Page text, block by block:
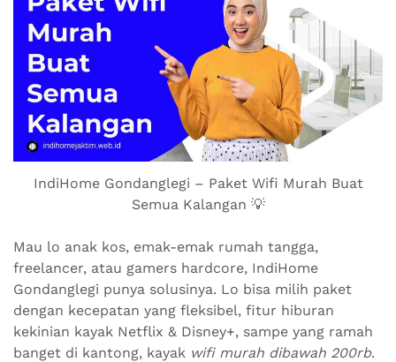
IndiHome Gondanglegi – Paket Wifi Murah Buat
Semua Kalangan 💡
Mau lo anak kos, emak-emak rumah tangga,
freelancer, atau gamers hardcore, IndiHome
Gondanglegi punya solusinya. Lo bisa milih paket
dengan kecepatan yang fleksibel, fitur hiburan
kekinian kayak Netflix & Disney+, sampe yang ramah
banget di kantong, kayak wifi murah dibawah 200rb.